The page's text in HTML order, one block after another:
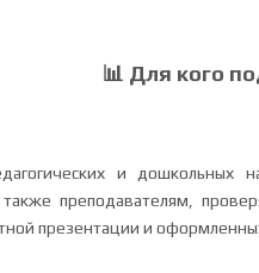
📊 Для кого
и дошкольных
преподавателям,
презентации и